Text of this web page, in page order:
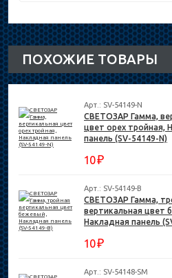
ПОХОЖИЕ ТОВАРЫ
Арт.: SV-54149-N
СВЕТОЗАР Гамма,
цвет орех тройная,
панель (SV-54149-N)
10₽
Арт.: SV-54149-B
СВЕТОЗАР Гамма,
вертикальная цвет
Накладная панель
10₽
Арт.: SV-54148-SM